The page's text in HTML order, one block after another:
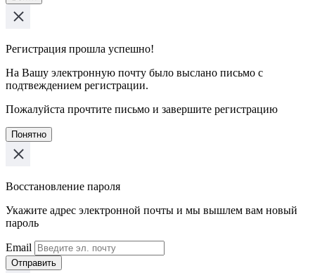
Регистрация прошла успешно!
На Вашу электронную почту было выслано письмо с
подтвеждением регистрации.
Пожалуйста прочтите письмо и завершите регистрацию
Понятно
Восстановление пароля
Укажите адрес электронной почты и мы вышлем вам новый
пароль
Email
Отправить